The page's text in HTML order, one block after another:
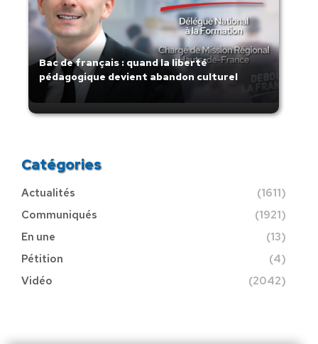
Bac de français : quand la liberté
pédagogique devient abandon culturel
Catégories
Actualités
(1611)
Communiqués
(1921)
En une
(13)
Pétition
(4)
Vidéo
(2042)